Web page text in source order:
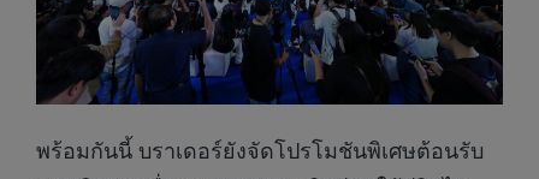
พร้อมกันนี้ บราเดอร์ยังจัดโปรโมชันพิเศษต้อนรับ